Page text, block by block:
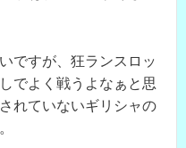
ですが、狂ランスロッ
でよく戦うよなぁと思
れていないギリシャの